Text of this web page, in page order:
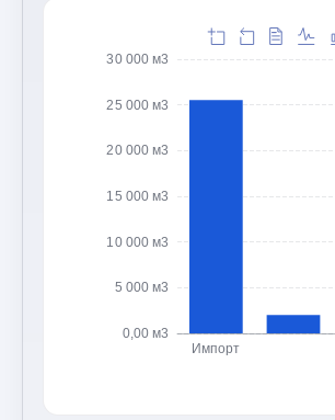
0,00 м3
5 000 м3
10 000 м3
15 000 м3
20 000 м3
25 000 м3
30 000 м3
Импорт